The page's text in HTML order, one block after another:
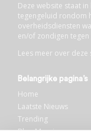
Deze website staat
tegengeluid rondom
overheidsdiensten
en/of zondigen
Lees meer over deze
Belangrijke pagina’s
Home
Laatste Nieuws
Trending
Blog Maurice